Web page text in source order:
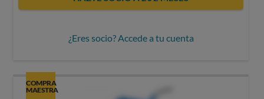
¿Eres socio? Accede a tu cuenta
COMPRA
MAESTRA